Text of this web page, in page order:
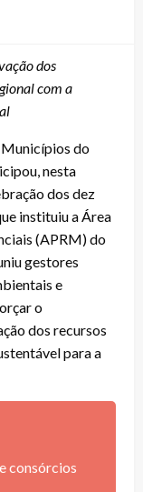
dos
com a
do
nesta
dos dez
instituiu a Área
(APRM) do
gestores
e
o
dos recursos
para a
consórcios